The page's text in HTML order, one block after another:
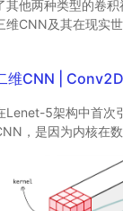
其他两种类型的卷
维CNN及其在现实
维CNN | Conv2D
Lenet-5架构中首次
，是因为内核在